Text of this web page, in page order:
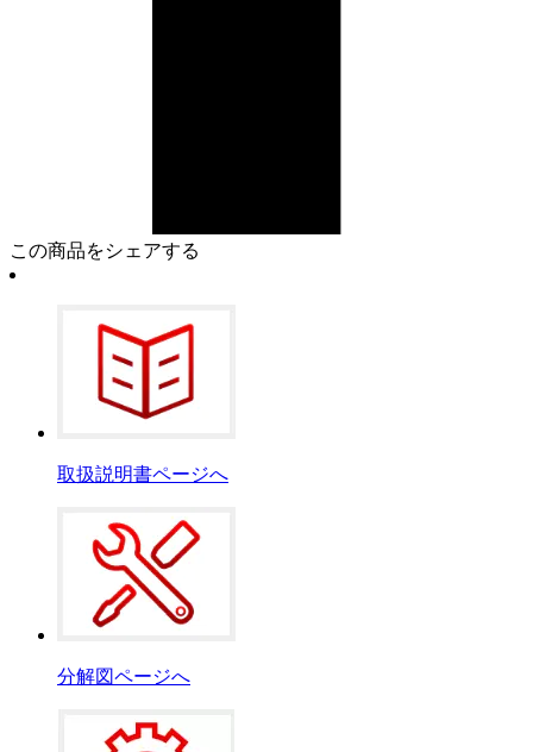
この商品をシェアする
取扱説明書ページへ
分解図ページへ